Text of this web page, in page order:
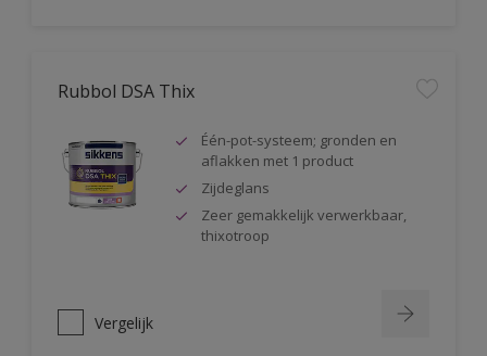
Rubbol DSA Thix
Één-pot-systeem; gronden en
aflakken met 1 product
Zijdeglans
Zeer gemakkelijk verwerkbaar,
thixotroop
Vergelijk